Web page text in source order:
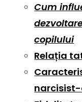
Cum
copilului
Relația